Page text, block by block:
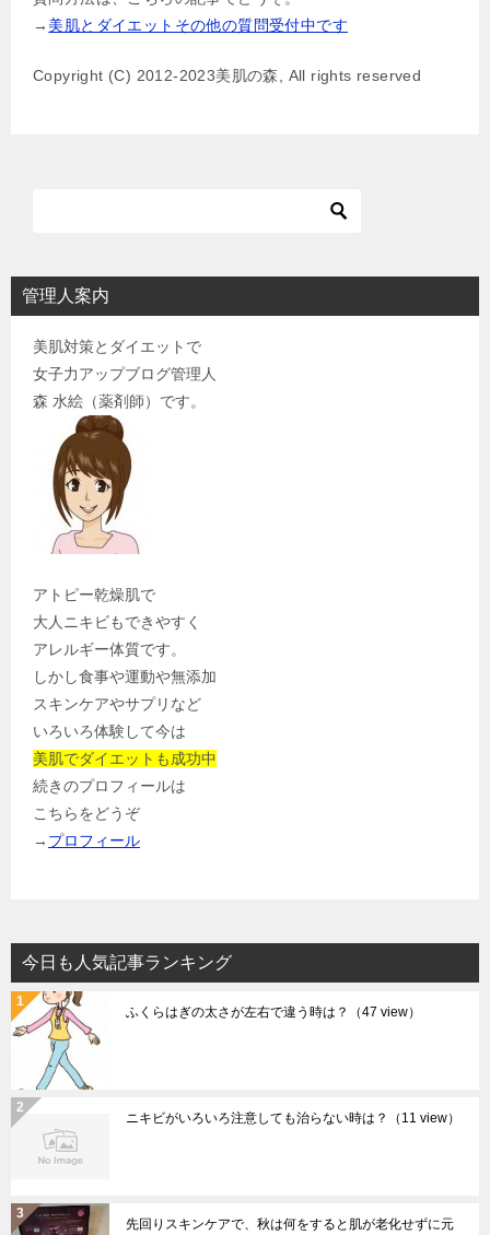
→ 美肌とダイエットその他の質問受付中です
Copyright (C) 2012-2023美肌の森, All rights reserved
管理人案内
美肌対策とダイエットで
女子力アップブログ管理人
森 水絵（薬剤師）です。
アトピー乾燥肌で
大人ニキビもできやすく
アレルギー体質です。
しかし食事や運動や無添加
スキンケアやサプリなど
いろいろ体験して今は
美肌でダイエットも成功中
続きのプロフィールは
こちらをどうぞ
→ プロフィール
今日も人気記事ランキング
ふくらはぎの太さが左右で違う時は？ （47 view）
ニキビがいろいろ注意しても治らない時は？ （11 view）
先回りスキンケアで、秋は何をすると肌が老化せずに元